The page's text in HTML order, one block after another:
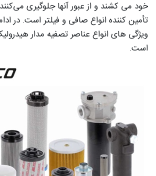
خود می ‌کشند و از عبور آنها جلوگیری
تأمین کننده انواع صافی و فیلتر است. در
ویژگی های انواع عناصر تصفیه مدار
است.